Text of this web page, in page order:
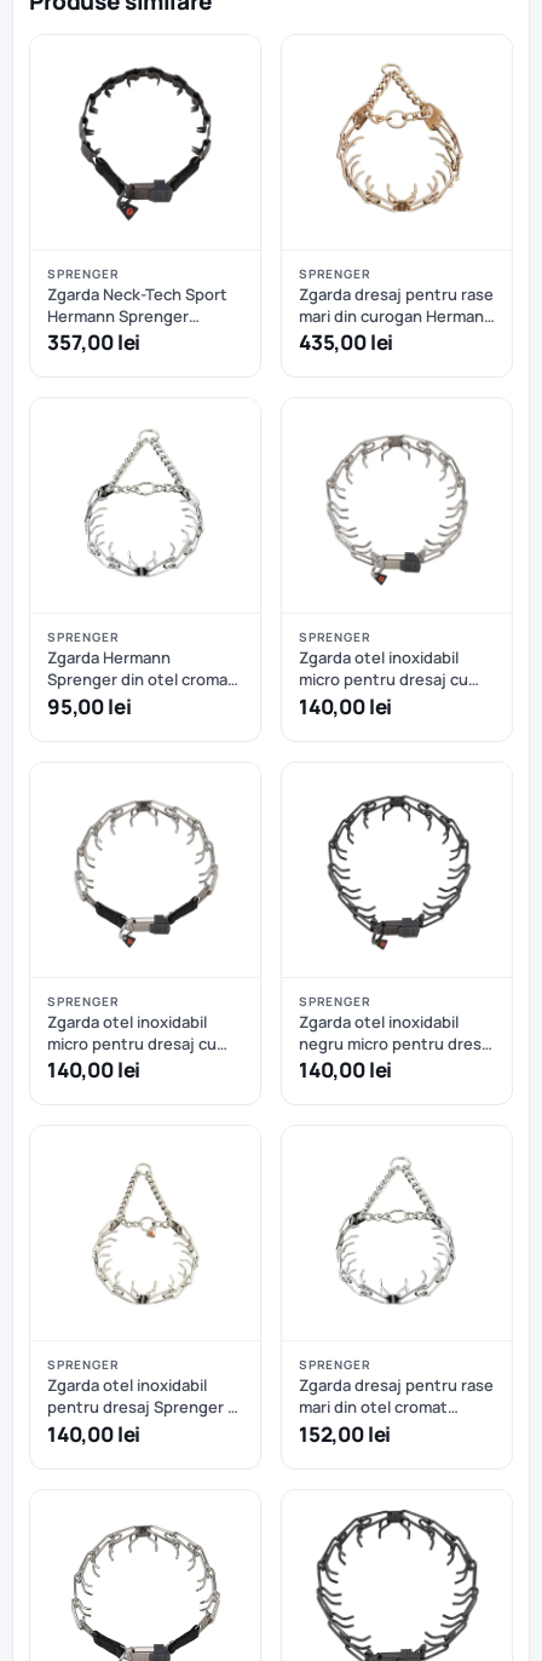
SPRENGER
Zgarda Neck-Tech Sport
Hermann Sprenger
pentru dresaj, din otel
inoxidabil NEGRU MAT cu
catarama rapida - 60 cm
357,00 lei
SPRENGER
Zgarda dresaj pentru rase
mari din curogan Hermann
Sprenger – 63 cm
435,00 lei
SPRENGER
Zgarda Hermann
Sprenger din otel cromat
pentru dresaj - 58 cm
95,00 lei
SPRENGER
Zgarda otel inoxidabil
micro pentru dresaj cu
eliberare rapida Hermann
Sprenger - 40 cm
140,00 lei
SPRENGER
Zgarda otel inoxidabil
micro pentru dresaj cu
eliberare rapida Sprenger
– 41 cm
140,00 lei
SPRENGER
Zgarda otel inoxidabil
negru micro pentru dresaj
cu eliberare rapida
Hermann Sprenger – 42
cm
140,00 lei
SPRENGER
Zgarda otel inoxidabil
pentru dresaj Sprenger -
41 cm - 2.25 mm
140,00 lei
SPRENGER
Zgarda dresaj pentru rase
mari din otel cromat
Hermann Sprenger - 63
cm
152,00 lei